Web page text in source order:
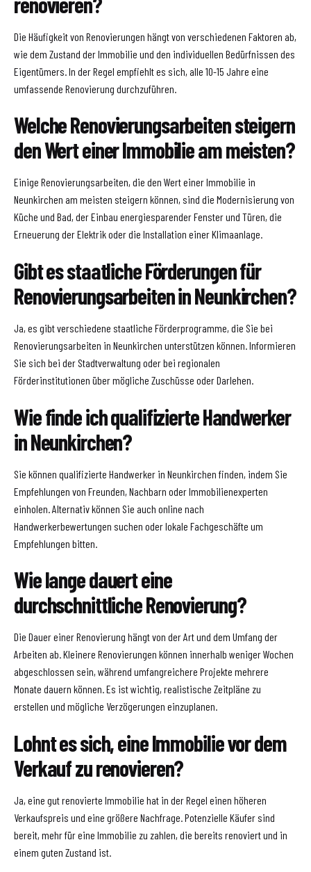
Die Häufigkeit von Renovierungen hängt von verschiedenen Faktoren ab,
wie dem Zustand der Immobilie und den individuellen Bedürfnissen des
Eigentümers. In der Regel empfiehlt es sich, alle 10-15 Jahre eine
umfassende Renovierung durchzuführen.
Welche Renovierungsarbeiten steigern
den Wert einer Immobilie am meisten?
Einige Renovierungsarbeiten, die den Wert einer Immobilie in
Neunkirchen am meisten steigern können, sind die Modernisierung von
Küche und Bad, der Einbau energiesparender Fenster und Türen, die
Erneuerung der Elektrik oder die Installation einer Klimaanlage.
Gibt es staatliche Förderungen für
Renovierungsarbeiten in Neunkirchen?
Ja, es gibt verschiedene staatliche Förderprogramme, die Sie bei
Renovierungsarbeiten in Neunkirchen unterstützen können. Informieren
Sie sich bei der Stadtverwaltung oder bei regionalen
Förderinstitutionen über mögliche Zuschüsse oder Darlehen.
Wie finde ich qualifizierte Handwerker
in Neunkirchen?
Sie können qualifizierte Handwerker in Neunkirchen finden, indem Sie
Empfehlungen von Freunden, Nachbarn oder Immobilienexperten
einholen. Alternativ können Sie auch online nach
Handwerkerbewertungen suchen oder lokale Fachgeschäfte um
Empfehlungen bitten.
Wie lange dauert eine
durchschnittliche Renovierung?
Die Dauer einer Renovierung hängt von der Art und dem Umfang der
Arbeiten ab. Kleinere Renovierungen können innerhalb weniger Wochen
abgeschlossen sein, während umfangreichere Projekte mehrere
Monate dauern können. Es ist wichtig, realistische Zeitpläne zu
erstellen und mögliche Verzögerungen einzuplanen.
Lohnt es sich, eine Immobilie vor dem
Verkauf zu renovieren?
Ja, eine gut renovierte Immobilie hat in der Regel einen höheren
Verkaufspreis und eine größere Nachfrage. Potenzielle Käufer sind
bereit, mehr für eine Immobilie zu zahlen, die bereits renoviert und in
einem guten Zustand ist.